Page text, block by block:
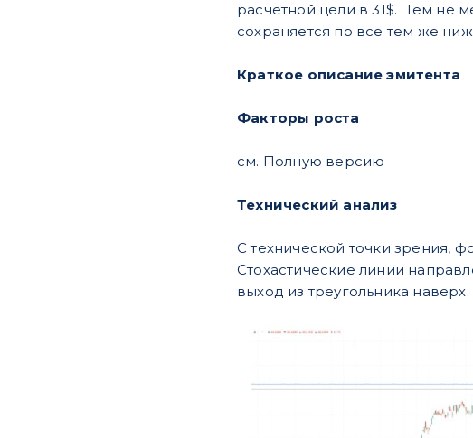
расчетной цели в 31$. Тем не
сохраняется по все тем же
Краткое описание эмитента
Факторы роста
см. Полную версию
Технический анализ
С технической точки зрения,
Стохастические линии
выход из треугольника наверх.